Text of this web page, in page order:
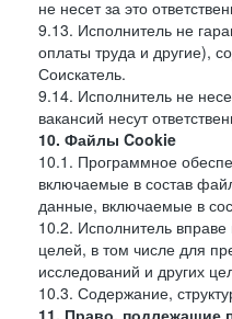
не несет за это
9.13. Исполнитель не
оплаты труда и другие),
Соискатель.
9.14. Исполнитель не
вакансий несут
10. Файлы Cookie
10.1. Программное
включаемые в состав
данные, включаемые в
10.2. Исполнитель
целей, в том числе для
исследований и других
10.3. Содержание,
11. Право, подлежащие